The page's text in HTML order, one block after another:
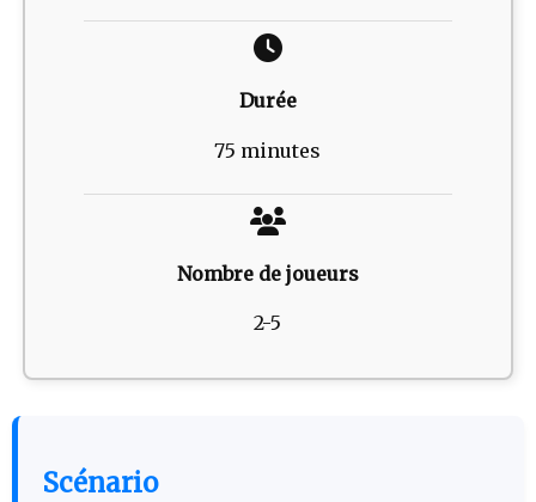
Durée
75 minutes
Nombre de joueurs
2-5
Scénario